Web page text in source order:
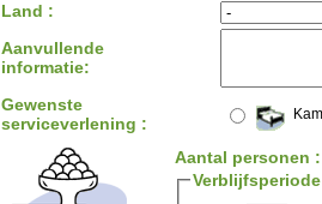
Land :
Aanvullende
informatie:
Gewenste
serviceverlening :
Aantal personen
Verblijfsperiode